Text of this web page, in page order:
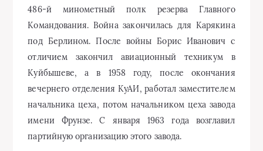
486-й минометный полк резерва Главного
Командования. Война закончилась для Карякина
под Берлином. После войны Борис Иванович с
отличием закончил авиационный техникум в
Куйбышеве, а в 1958 году, после окончания
вечернего отделения КуАИ, работал заместителем
начальника цеха, потом начальником цеха завода
имени Фрунзе. С января 1963 года возглавил
партийную организацию этого завода.